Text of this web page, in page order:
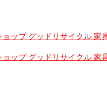
ップ グッドリサイクル 家
ップ グッドリサイクル 家